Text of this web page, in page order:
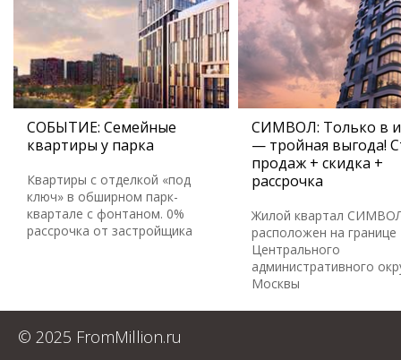
СОБЫТИЕ: Семейные
квартиры у парка
Квартиры с отделкой «под
ключ» в обширном парк-
квартале с фонтаном. 0%
рассрочка от застройщика
СИМВОЛ: Только в
— тройная выгода!
продаж + скидка +
рассрочка
Жилой квартал
расположен на границе
Центрального
административного
Москвы
© 2025 FromMillion.ru